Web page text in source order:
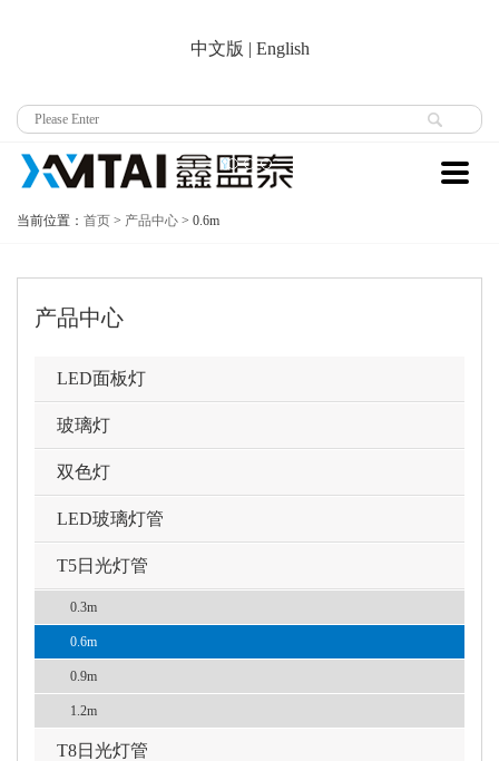
中文版 | English
当前位置： 首页 > 产品中心 > 0.6m
产品中心
LED面板灯
玻璃灯
双色灯
LED玻璃灯管
T5日光灯管
0.3m
0.6m
0.9m
1.2m
T8日光灯管